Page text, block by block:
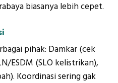
biasanya lebih cepet.
pihak: Damkar (cek
ESDM (SLO kelistrikan),
Koordinasi sering gak